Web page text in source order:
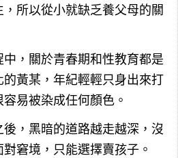
，所以從小就缺乏養父母的關
，關於青春期和性教育都是
黃某，年紀輕輕只身出來打
易被染成任何顏色。
，黑暗的道路越走越深，沒
窘境，只能選擇賣孩子。